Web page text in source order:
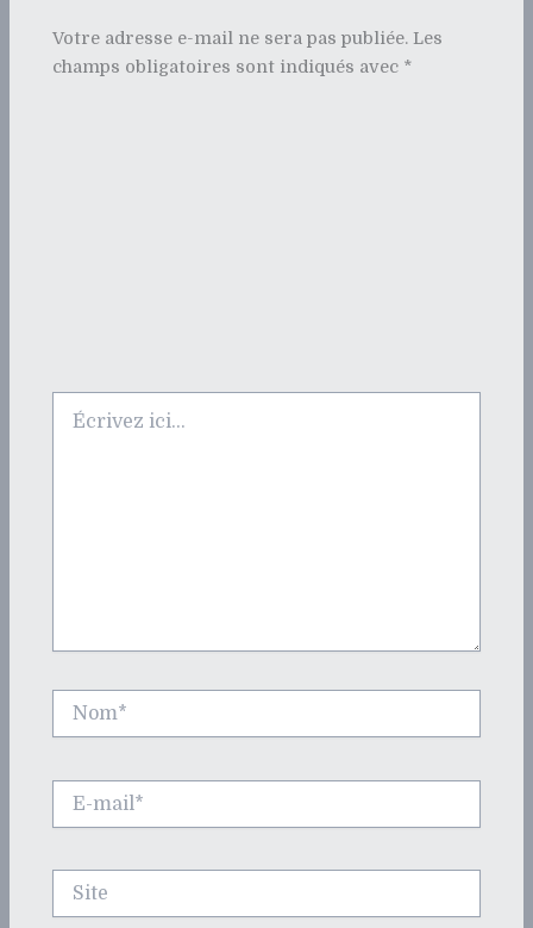
Votre adresse e-mail ne sera pas publiée. Les
champs obligatoires sont indiqués avec *
ici…
mail*